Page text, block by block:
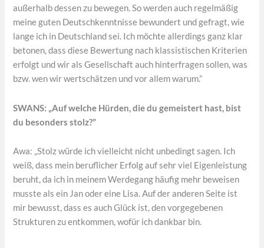
außerhalb dessen zu bewegen. So werden auch regelmäßig
meine guten Deutschkenntnisse bewundert und gefragt, wie
lange ich in Deutschland sei. Ich möchte allerdings ganz klar
betonen, dass diese Bewertung nach klassistischen Kriterien
erfolgt und wir als Gesellschaft auch hinterfragen sollen, was
bzw. wen wir wertschätzen und vor allem warum.”
SWANS: „Auf welche Hürden, die du gemeistert hast, bist
du besonders stolz?”
Awa: „Stolz würde ich vielleicht nicht unbedingt sagen. Ich
weiß, dass mein beruflicher Erfolg auf sehr viel Eigenleistung
beruht, da ich in meinem Werdegang häufig mehr beweisen
musste als ein Jan oder eine Lisa. Auf der anderen Seite ist
mir bewusst, dass es auch Glück ist, den vorgegebenen
Strukturen zu entkommen, wofür ich dankbar bin.